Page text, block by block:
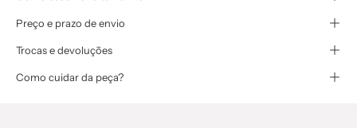
Preço e prazo de envio
Trocas e devoluções
Como cuidar da peça?